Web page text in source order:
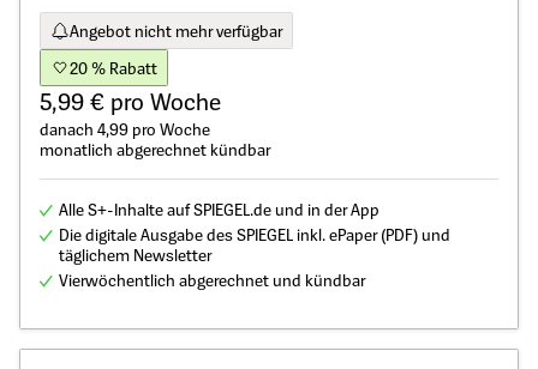
Angebot nicht mehr verfügbar
20 % Rabatt
5,99 € pro Woche
danach 4,99 pro Woche
monatlich abgerechnet kündbar
Alle S+-Inhalte auf SPIEGEL.de und in der App
Die digitale Ausgabe des SPIEGEL inkl. ePaper (PDF) und
täglichem Newsletter
Vierwöchentlich abgerechnet und kündbar